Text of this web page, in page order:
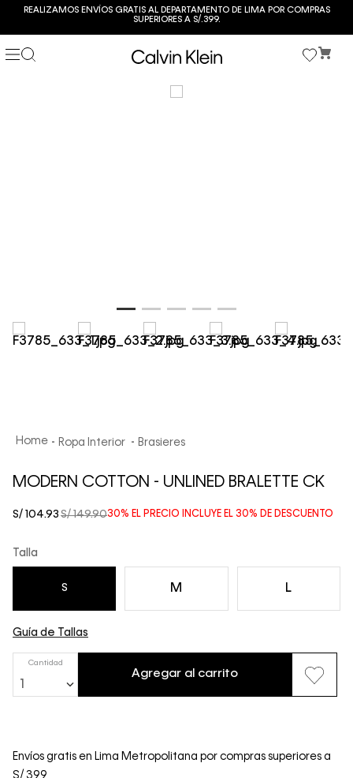
REALIZAMOS ENVÍOS GRATIS AL DEPARTAMENTO DE LIMA POR COMPRAS
SUPERIORES A S/.399.
Ropa Interior Brasieres
MODERN COTTON - UNLINED BRALETTE CK
30% EL PRECIO INCLUYE EL 30% DE DESCUENTO
S/ 149.90
S/ 104.93
Talla
L
M
S
Guía de Tallas
Cantidad
Agregar al carrito
Envíos gratis en Lima Metropolitana por compras superiores a
S/ 399